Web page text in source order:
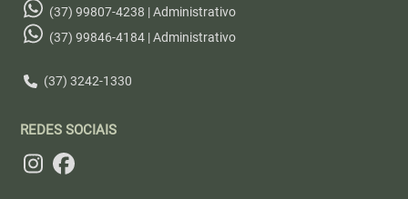
(37) 99807-4238 | Administrativo
(37) 99846-4184 | Administrativo
(37) 3242-1330
REDES SOCIAIS